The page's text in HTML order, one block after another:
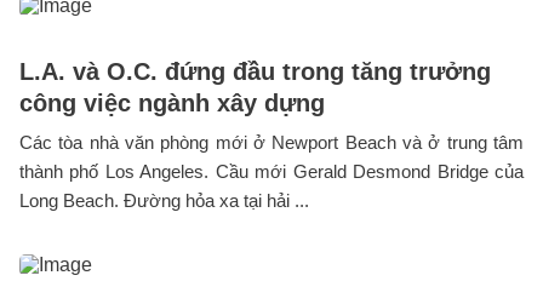
L.A. và O.C. đứng đầu trong tăng trưởng
công việc ngành xây dựng
Các tòa nhà văn phòng mới ở Newport Beach và ở trung tâm
thành phố Los Angeles. Cầu mới Gerald Desmond Bridge của
Long Beach. Đường hỏa xa tại hải ...